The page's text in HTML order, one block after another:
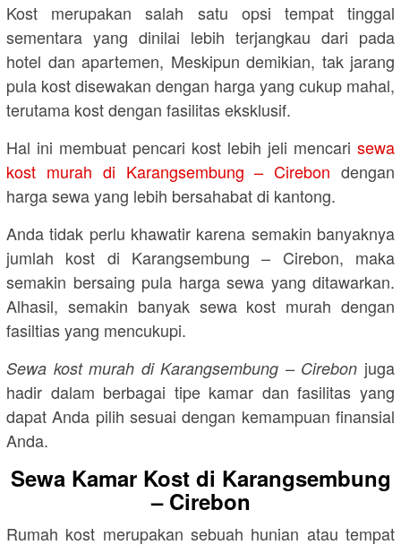
Kost merupakan salah satu opsi tempat tinggal
sementara yang dinilai lebih terjangkau dari pada
hotel dan apartemen, Meskipun demikian, tak jarang
pula kost disewakan dengan harga yang cukup mahal,
terutama kost dengan fasilitas eksklusif.
Hal ini membuat pencari kost lebih jeli mencari sewa
kost murah di Karangsembung – Cirebon dengan
harga sewa yang lebih bersahabat di kantong.
Anda tidak perlu khawatir karena semakin banyaknya
jumlah kost di Karangsembung – Cirebon, maka
semakin bersaing pula harga sewa yang ditawarkan.
Alhasil, semakin banyak sewa kost murah dengan
fasiltias yang mencukupi.
Sewa kost murah di Karangsembung – Cirebon juga
hadir dalam berbagai tipe kamar dan fasilitas yang
dapat Anda pilih sesuai dengan kemampuan finansial
Anda.
Sewa Kamar Kost di Karangsembung
– Cirebon
Rumah kost merupakan sebuah hunian atau tempat